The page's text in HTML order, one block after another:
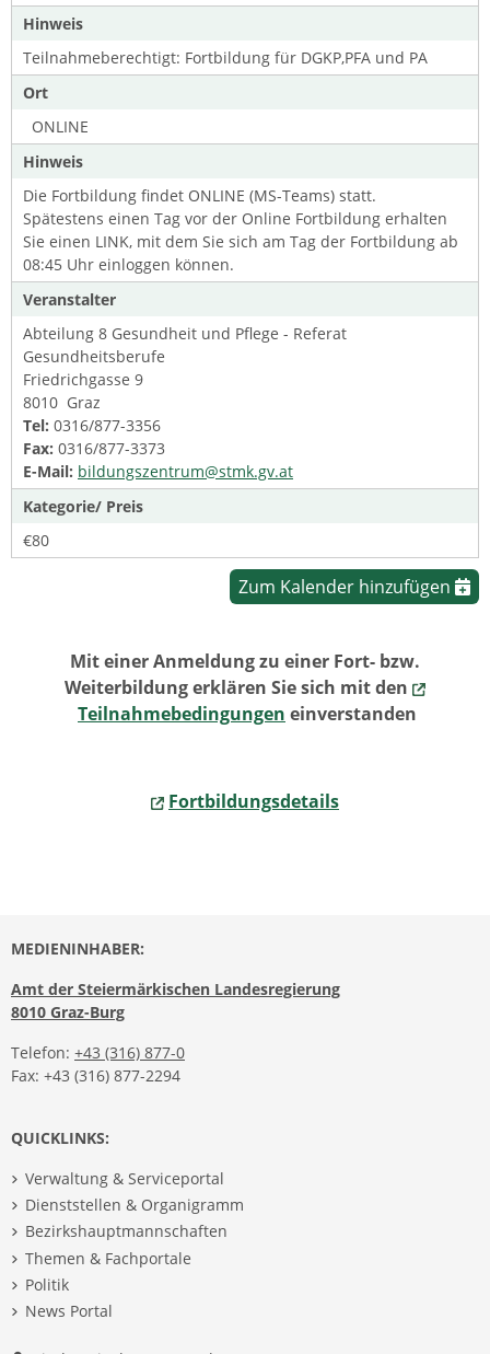
Hinweis
Teilnahmeberechtigt: Fortbildung für DGKP,PFA und PA
Ort
ONLINE
Hinweis
Die Fortbildung findet ONLINE (MS-Teams) statt.
Spätestens einen Tag vor der Online Fortbildung erhalten
Sie einen LINK, mit dem Sie sich am Tag der Fortbildung ab
08:45 Uhr einloggen können.
Veranstalter
Abteilung 8 Gesundheit und Pflege - Referat
Gesundheitsberufe
Friedrichgasse 9
8010 Graz
Tel: 0316/877-3356
Fax: 0316/877-3373
E-Mail: bildungszentrum@stmk.gv.at
Kategorie/ Preis
€80
Zum Kalender hinzufügen
Mit einer Anmeldung zu einer Fort- bzw.
Weiterbildung erklären Sie sich mit den
Teilnahmebedingungen einverstanden
Fortbildungsdetails
MEDIENINHABER:
Amt der Steiermärkischen Landesregierung
8010 Graz-Burg
Telefon: +43 (316) 877-0
Fax: +43 (316) 877-2294
QUICKLINKS:
Verwaltung & Serviceportal
Dienststellen & Organigramm
Bezirkshauptmannschaften
Themen & Fachportale
Politik
News Portal